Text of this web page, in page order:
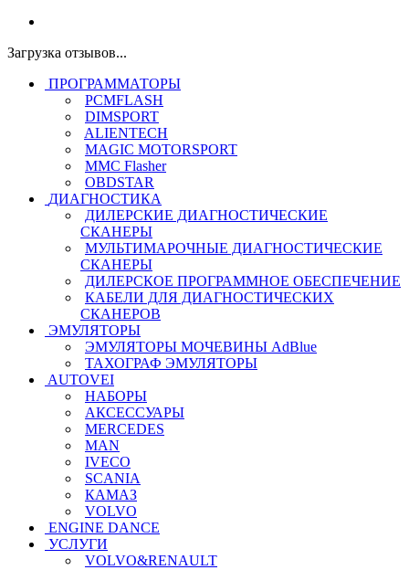
Загрузка отзывов...
ПРОГРАММАТОРЫ
PCMFLASH
DIMSPORT
ALIENTECH
MAGIC MOTORSPORT
MMC Flasher
OBDSTAR
ДИАГНОСТИКА
ДИЛЕРСКИЕ ДИАГНОСТИЧЕСКИЕ
СКАНЕРЫ
МУЛЬТИМАРОЧНЫЕ ДИАГНОСТИЧЕСКИЕ
СКАНЕРЫ
ДИЛЕРСКОЕ ПРОГРАММНОЕ ОБЕСПЕЧЕНИЕ
КАБЕЛИ ДЛЯ ДИАГНОСТИЧЕСКИХ
СКАНЕРОВ
ЭМУЛЯТОРЫ
ЭМУЛЯТОРЫ МОЧЕВИНЫ АdBlue
ТАХОГРАФ ЭМУЛЯТОРЫ
AUTOVEI
НАБОРЫ
АКСЕССУАРЫ
MERCEDES
MAN
IVECO
SCANIA
КАМАЗ
VOLVO
ENGINE DANCE
УСЛУГИ
VOLVO&RENAULT